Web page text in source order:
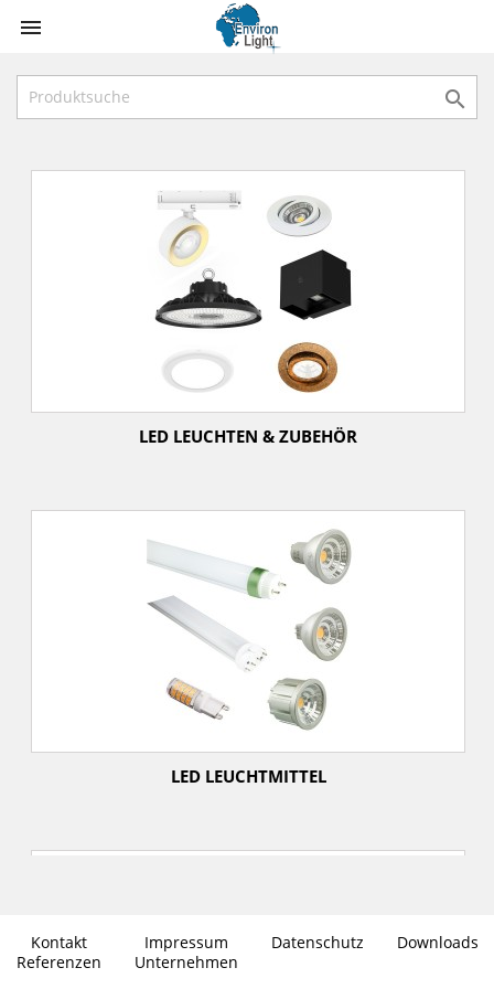


LED LEUCHTEN & ZUBEHÖR
LED LEUCHTMITTEL
Kontakt Impressum Datenschutz
Downloads
Referenzen
Unternehmen